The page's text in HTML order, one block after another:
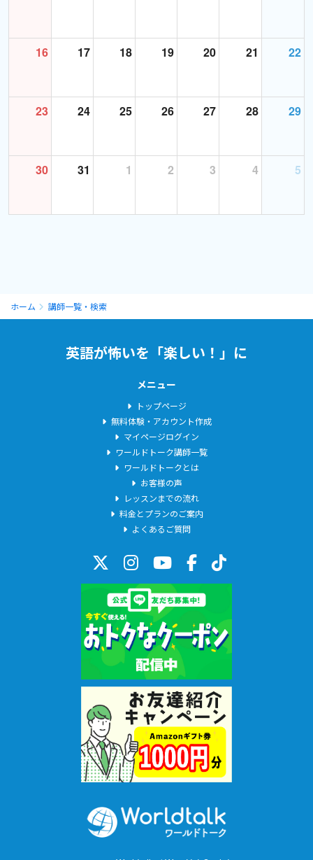
6月1日(月)～7月17日(金) 15:30～16:30スタートのレッスン
私は語学留学で英語を本格的に学び、その時から英語を学ぶこと
の楽しさにすっかり魅了されました。楽しいからもっと学びたい
れから英語学習を始めるお子様に英語の楽しさをお伝えできれば
スンを受けるうえで気になることや不安に感じていること等がご
安心してご受講いただける環境をご提供できるよう努めたいと思
☆これまでの指導経験を活かし、講師オリジナルの内容でレッス
ンを提供させていただいております。レッスンへのご要望がござ
いましたら、前日までにメッセージにてお知らせください。当日
やレッスン直前にお知らせいただいた場合は、ご要望にお応えし
何卒ご了承くださいませ。
☆毎週土曜日、または、日曜日にスケジュールを更新いたします。
＜主なレッスン時間帯＞
平日：15:30～20:00スタート
土曜：9:30, 10:00スタート
※主に上記の時間内にてレッスンを実施いたします。実施していな
い日時もあるため、お手数をおかけいたしますがスケジュールの
ご確認をお願いいたします。
また、公開しているお日にち、お時間以外でレッスンのご希望が
ございましたら個別にご対応いたしますので、お気軽にお申し付
【2歳から就学前のお子様】
16 17 18 19 20 21 22
23 24 25 26 27 28 29
30 31 1 2 3 4 5
ホーム 講師一覧・検索
英語が怖いを「楽しい！」に
メニュー
トップページ
無料体験・アカウント作成
マイページログイン
ワールドトーク講師一覧
ワールドトークとは
お客様の声
レッスンまでの流れ
料金とプランのご案内
よくあるご質問